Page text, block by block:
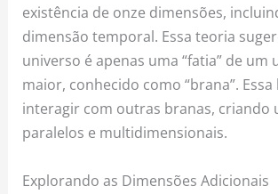
existência de onze dimensões,
dimensão temporal. Essa teoria
universo é apenas uma “fatia” de um
maior, conhecido como “brana”.
interagir com outras branas, criando
paralelos e multidimensionais.
Explorando as Dimensões Adicionais